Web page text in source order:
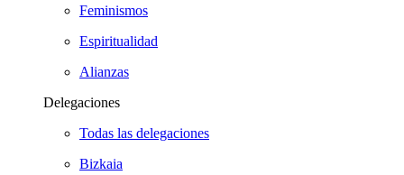
Feminismos
Espiritualidad
Alianzas
Delegaciones
Todas las delegaciones
Bizkaia